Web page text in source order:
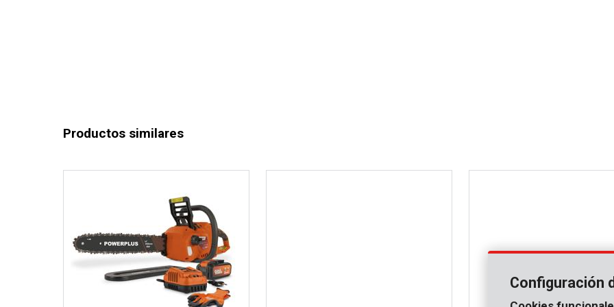
Productos similares
Configuración